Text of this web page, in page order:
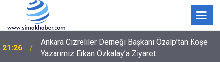
21:13 Tedavisi yapılan leylekler doğaya bırakıldı